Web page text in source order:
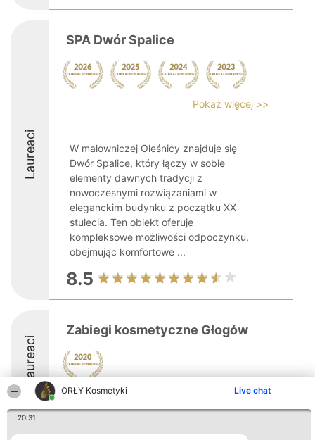
ORŁY Kosmetyki Live chat
20:31
Laureaci
SPA Dwór Spalice
Pokaż więcej >>
W malowniczej Oleśnicy znajduje się
Dwór Spalice, który łączy w sobie
elementy dawnych tradycji z
nowoczesnymi rozwiązaniami w
eleganckim budynku z początku XX
stulecia. Ten obiekt oferuje
kompleksowe możliwości odpoczynku,
obejmując komfortowe ...
8.5
Laureaci
Zabiegi kosmetyczne Głogów